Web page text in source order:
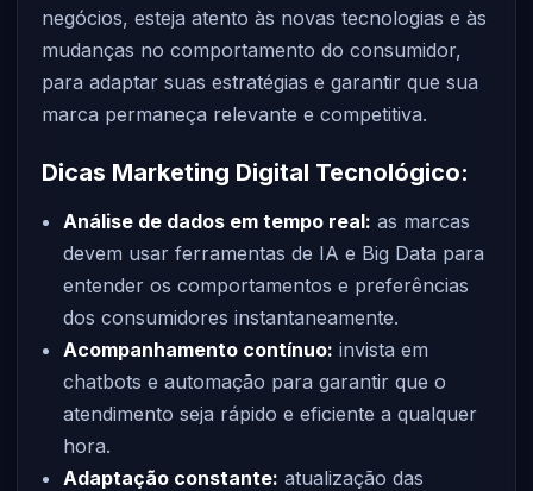
negócios, esteja atento às novas tecnologias e às
mudanças no comportamento do consumidor,
para adaptar suas estratégias e garantir que sua
marca permaneça relevante e competitiva.
Dicas Marketing Digital Tecnológico:
Análise de dados em tempo real: as marcas
devem usar ferramentas de IA e Big Data para
entender os comportamentos e preferências
dos consumidores instantaneamente.
Acompanhamento contínuo: invista em
chatbots e automação para garantir que o
atendimento seja rápido e eficiente a qualquer
hora.
Adaptação constante: atualização das